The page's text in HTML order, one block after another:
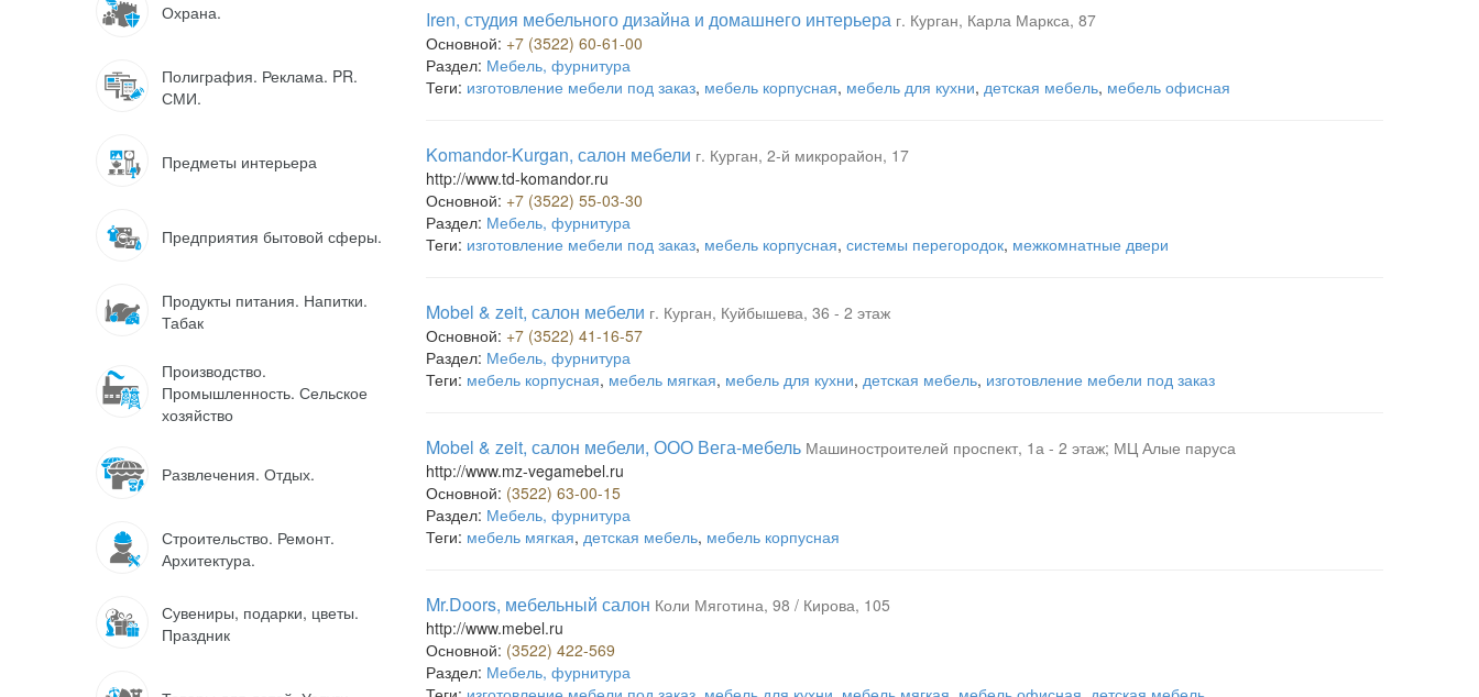
Охрана.
Полиграфия. Реклама. PR.
СМИ.
Предметы интерьера
Предприятия бытовой сферы.
Продукты питания. Напитки.
Табак
Производство.
Промышленность. Сельское
хозяйство
Развлечения. Отдых.
Строительство. Ремонт.
Архитектура.
Сувениры, подарки, цветы.
Праздник
Iren, студия мебельного дизайна и домашнего интерьера г. Курган, Карла Маркса, 87
Основной: +7 (3522) 60-61-00
Раздел: Мебель, фурнитура
Теги: изготовление мебели под заказ, мебель корпусная, мебель для кухни, детская мебель, мебель офисная
Komandor-Kurgan, салон мебели г. Курган, 2-й микрорайон, 17
http://www.td-komandor.ru
Основной: +7 (3522) 55-03-30
Раздел: Мебель, фурнитура
Теги: изготовление мебели под заказ, мебель корпусная, системы перегородок, межкомнатные двери
Mobel & zeit, салон мебели г. Курган, Куйбышева, 36 - 2 этаж
Основной: +7 (3522) 41-16-57
Раздел: Мебель, фурнитура
Теги: мебель корпусная, мебель мягкая, мебель для кухни, детская мебель, изготовление мебели под заказ
Mobel & zeit, салон мебели, ООО Вега-мебель Машиностроителей проспект, 1а - 2 этаж; МЦ Алые паруса
http://www.mz-vegamebel.ru
Основной: (3522) 63-00-15
Раздел: Мебель, фурнитура
Теги: мебель мягкая, детская мебель, мебель корпусная
Mr.Doors, мебельный салон Коли Мяготина, 98 / Кирова, 105
http://www.mebel.ru
Основной: (3522) 422-569
Раздел: Мебель, фурнитура